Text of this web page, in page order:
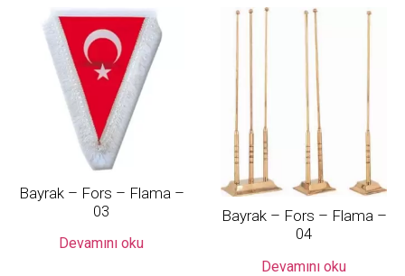
Bayrak – Fors – Flama –
03
Devamını oku
Bayrak – Fors – Flama –
04
Devamını oku